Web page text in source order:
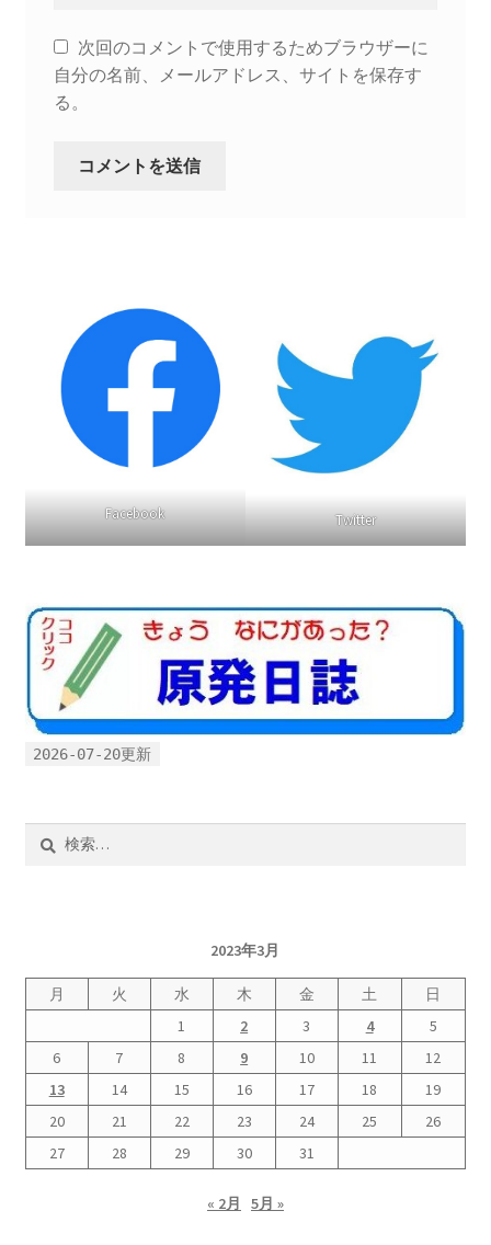
次回のコメントで使用するためブラウザーに
自分の名前、メールアドレス、サイトを保存す
る。
Facebook Twitter
2026-07-20更新
2023年3月
月 火 水 木 金 土
日
1
2 3 4
5
6
7 8 9 10 11
12
13
14 15 16 17 18
19
20
21 22 23 24 25
26
27
28 29 30 31
« 2月 5月 »